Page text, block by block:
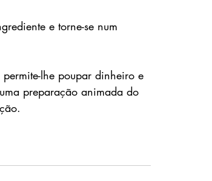
e torne-se num
lhe poupar dinheiro e
preparação animada do